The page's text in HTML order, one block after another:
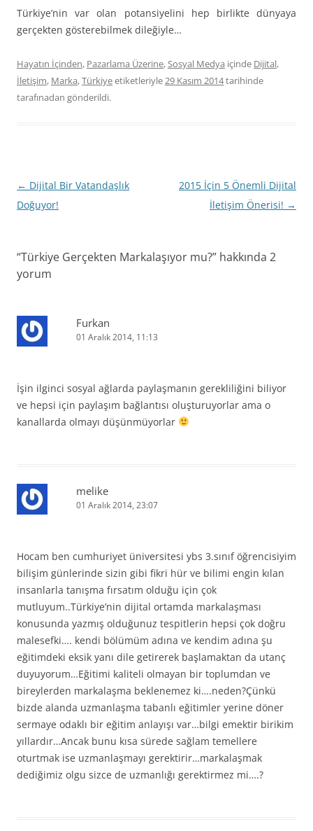
Türkiye’nin var olan potansiyelini hep birlikte dünyaya
gerçekten gösterebilmek dileğiyle…
Hayatın İçinden, Pazarlama Üzerine,Sosyal Medya içinde Dijital,
İletişim, Marka,Türkiyeetiketleriyle29 Kasım 2014tarihinde
tarafınadan gönderildi.
Yazı
dolaşımı
← Dijital Bir Vatandaşlık
Doğuyor!
2015 İçin 5 Önemli Dijital
İletişim Önerisi! →
“Türkiye Gerçekten Markalaşıyor mu?” hakkında 2
yorum
Furkan
01 Aralık 2014, 11:13
İşin ilginci sosyal ağlarda paylaşmanın gerekliliğini biliyor
ve hepsi için paylaşım bağlantısı oluşturuyorlar ama o
kanallarda olmayı düşünmüyorlar
melike
01 Aralık 2014, 23:07
Hocam ben cumhuriyet üniversitesi ybs 3.sınıf öğrencisiyim
bilişim günlerinde sizin gibi fikri hür ve bilimi engin kılan
insanlarla tanışma fırsatım olduğu için çok
mutluyum..Türkiye’nin dijital ortamda markalaşması
konusunda yazmış olduğunuz tespitlerin hepsi çok doğru
malesefki…. kendi bölümüm adına ve kendim adına şu
eğitimdeki eksik yanı dile getirerek başlamaktan da utanç
duyuyorum…Eğitimi kaliteli olmayan bir toplumdan ve
bireylerden markalaşma beklenemez ki….neden?Çünkü
bizde alanda uzmanlaşma tabanlı eğitimler yerine döner
sermaye odaklı bir eğitim anlayışı var…bilgi emektir birikim
yıllardır…Ancak bunu kısa sürede sağlam temellere
oturtmak ise uzmanlaşmayı gerektirir…markalaşmak
dediğimiz olgu sizce de uzmanlığı gerektirmez mi….?